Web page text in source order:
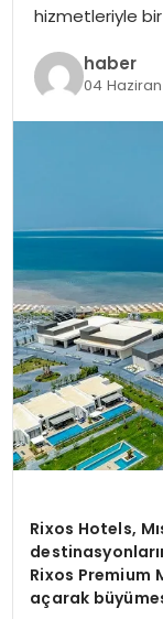
hizmetleriyle
haber
04
Rixos Hotels,
Rixos Premium
açarak